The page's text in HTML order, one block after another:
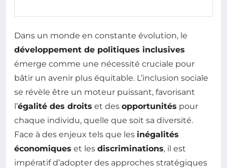
Dans un monde en constante évolution, le
développement de politiques inclusives
émerge comme une nécessité cruciale pour
bâtir un avenir plus équitable. L’inclusion sociale
se révèle être un moteur puissant, favorisant
l’égalité des droits et des opportunités pour
chaque individu, quelle que soit sa diversité.
Face à des enjeux tels que les inégalités
économiques et les discriminations, il est
impératif d’adopter des approches stratégiques